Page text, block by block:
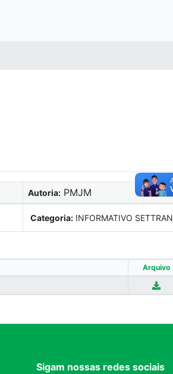
Autoria: PMJM
Categoria: INFORMATIVO SETTRAN
Arquivo
Sigam nossas redes sociais